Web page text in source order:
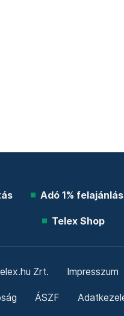
Adó 1% felajánlás
Telex Shop
Zrt. Impresszum
ÁSZF